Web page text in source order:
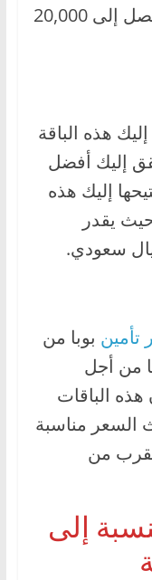
النوع الأول، وقيمة هذه الباقة تصل إلى 20,000
هذه الباقة
إليك أفضل
إليك هذه
يقدر
بوبا من
من أجل
هذه الباقات
السعر مناسبة
يقرب من
إلى